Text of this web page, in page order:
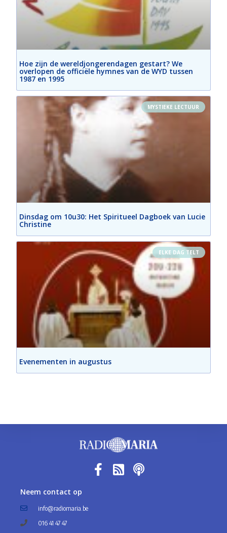
Hoe zijn de wereldjongerendagen gestart? We
overlopen de officiële hymnes van de WYD tussen
1987 en 1995
MYSTIEKE LECTUUR
Dinsdag om 10u30: Het Spiritueel Dagboek van Lucie
Christine
ELKE DAG TELT
Evenementen in augustus
Neem contact op
info@radiomaria.be
016 41 47 47